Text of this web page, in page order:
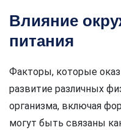
Влияние
питания
Факторы, которые
развитие различных
организма, включая
могут быть связаны